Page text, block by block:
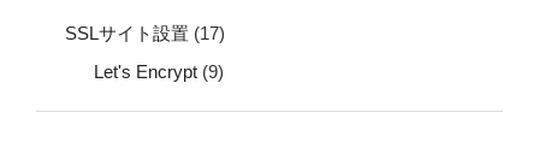
SSLサイト設置 (17)
Let's Encrypt (9)